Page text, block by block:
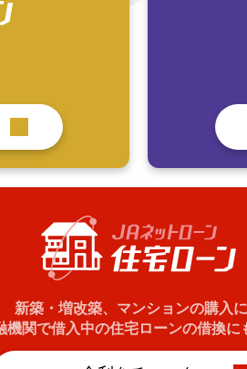
新築・増改築、マンションの購入に
機関で借入中の住宅ローンの借換に